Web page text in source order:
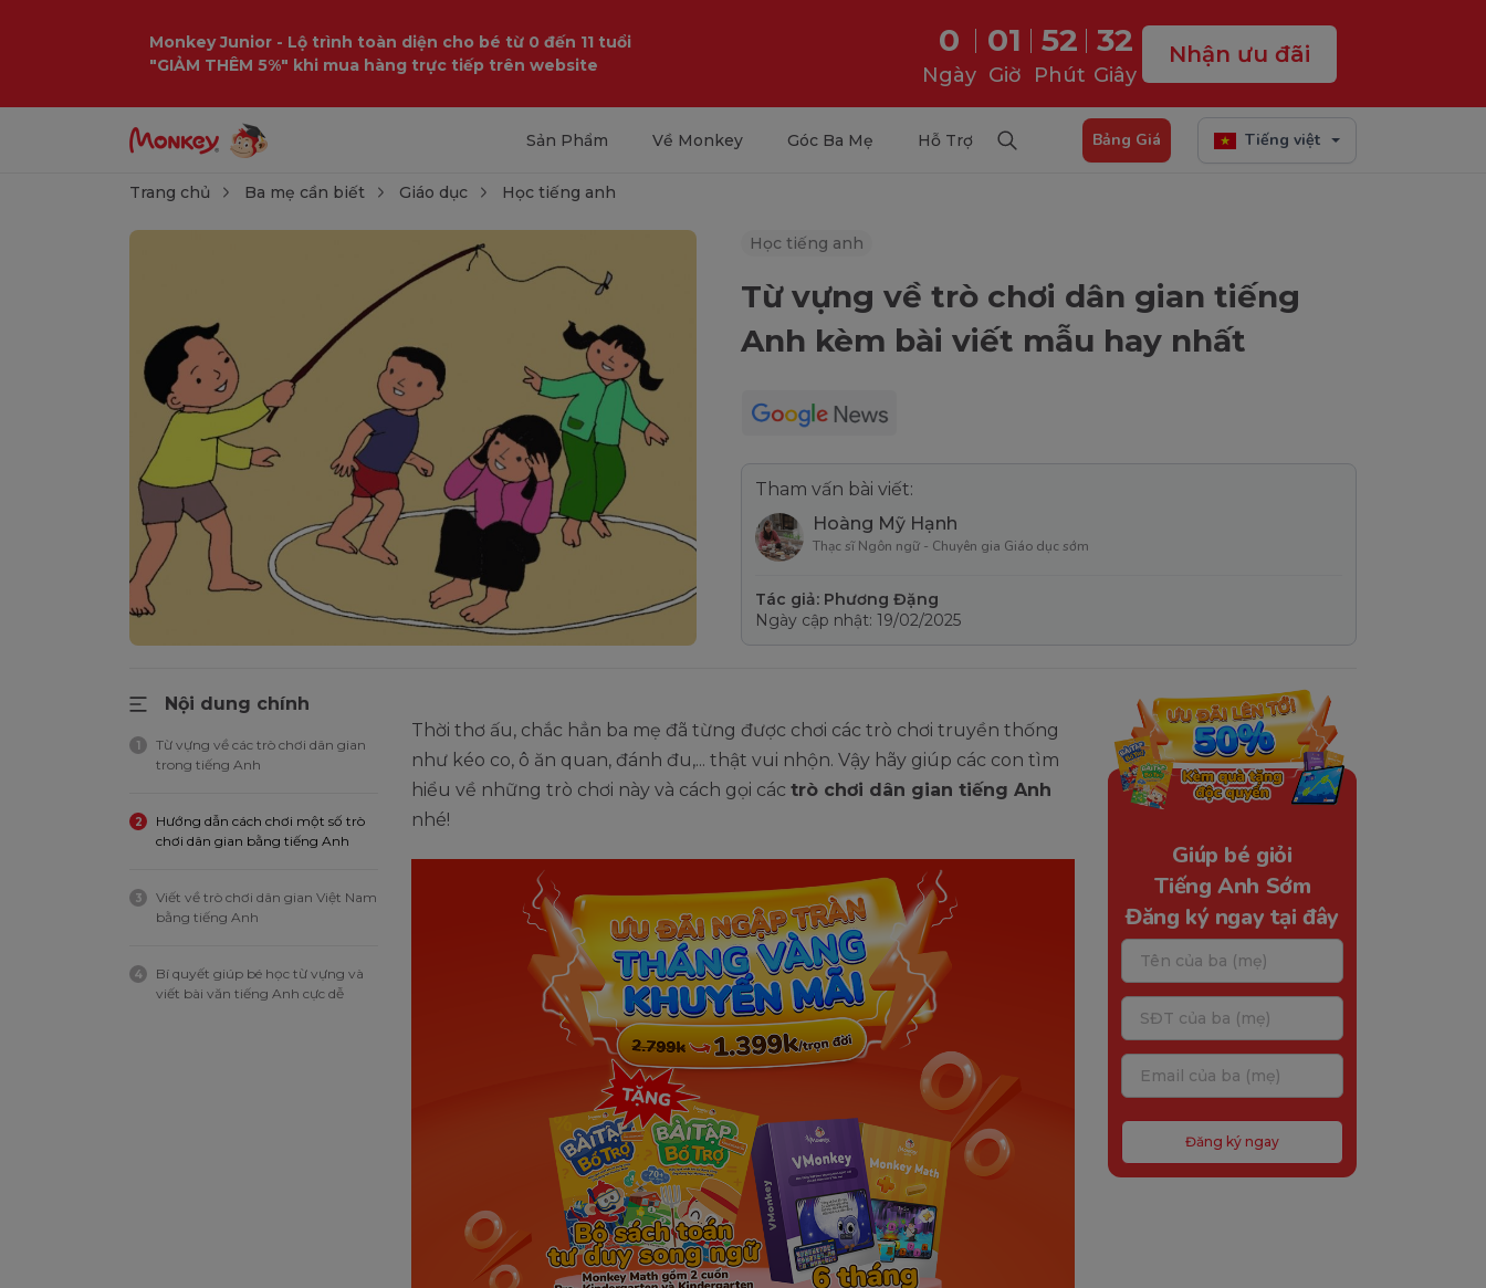
Monkey Junior - Lộ trình toàn diện cho bé từ 0 đến 11 tuổi
"GIẢM THÊM 5%" khi mua hàng trực tiếp trên website
0
Ngày
01
Giờ
52
Phút
31
Giây
Nhận ưu đãi
Sản Phẩm Về Monkey Góc Ba Mẹ Hỗ Trợ Bảng Giá Tiếng việt
Trang chủ Ba mẹ cần biết Giáo dục Học tiếng anh
Học tiếng anh
Từ vựng về trò chơi dân gian tiếng
Anh kèm bài viết mẫu hay nhất
Tham vấn bài viết:
Hoàng Mỹ Hạnh
Thạc sĩ Ngôn ngữ - Chuyên gia Giáo dục sớm
Tác giả: Phương Đặng
Ngày cập nhật: 19/02/2025
Nội dung chính
1
Từ vựng về các trò chơi dân gian
trong tiếng Anh
2
Hướng dẫn cách chơi một số trò
chơi dân gian bằng tiếng Anh
3
Viết về trò chơi dân gian Việt Nam
bằng tiếng Anh
4
Bí quyết giúp bé học từ vựng và
viết bài văn tiếng Anh cực dễ
Thời thơ ấu, chắc hẳn ba mẹ đã từng được chơi các trò chơi truyền thống
như kéo co, ô ăn quan, đánh đu,... thật vui nhộn. Vậy hãy giúp các con tìm
hiểu về những trò chơi này và cách gọi các trò chơi dân gian tiếng Anh
nhé!
Giúp bé giỏi
Tiếng Anh Sớm
Đăng ký ngay tại đây
Đăng ký ngay